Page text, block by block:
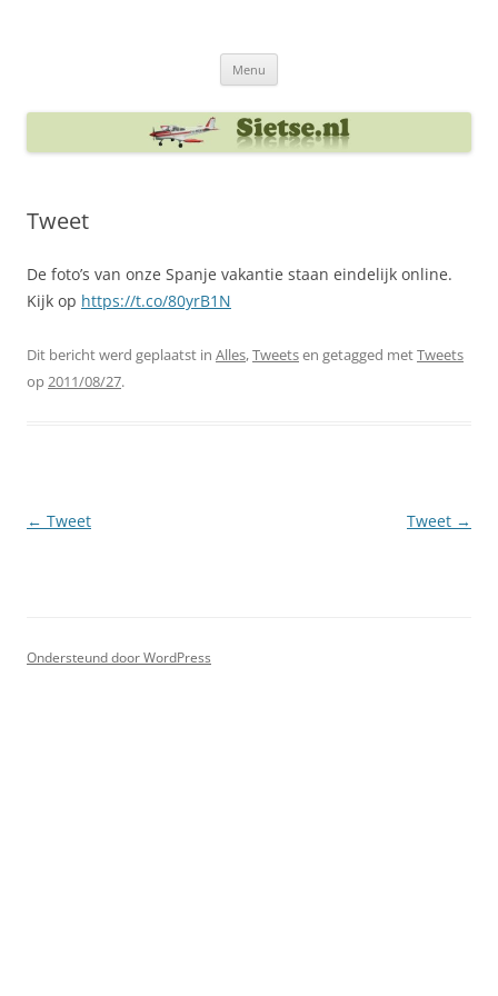
Menu
Tweet
De foto’s van onze Spanje vakantie staan eindelijk online.
Kijk op https://t.co/80yrB1N
Dit bericht werd geplaatst in Alles,Tweetsen getagged metTweets
op2011/08/27.
Berichtnavigatie
← Tweet Tweet →
Ondersteund door WordPress